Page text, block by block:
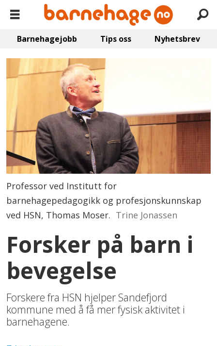
Barnehagejobb Tips oss Nyhetsbrev
Professor ved Institutt for
barnehagepedagogikk og profesjonskunnskap
ved HSN, Thomas Moser. Trine Jonassen
Forsker på barn i
bevegelse
Forskere fra HSN hjelper Sandefjord
kommune med å få mer fysisk aktivitet i
barnehagene.